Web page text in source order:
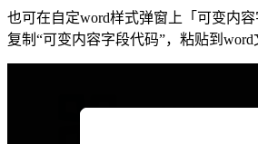
也可在自定word样式弹窗上「可变内
复制“可变内容字段代码”，粘贴到word